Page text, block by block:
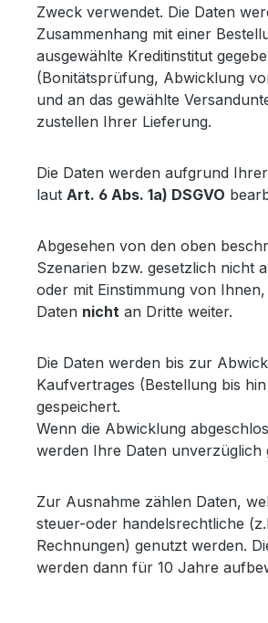
Zweck verwendet. Die Daten
Zusammenhang mit einer
ausgewählte Kreditinstitut
(Bonitätsprüfung, Abwicklung
und an das gewählte
zustellen Ihrer Lieferung.
Die Daten werden aufgrund
laut Art. 6 Abs. 1a) DSGVO
Abgesehen von den oben
Szenarien bzw. gesetzlich nicht
oder mit Einstimmung von
Daten nicht an Dritte weiter.
Die Daten werden bis zur
Kaufvertrages (Bestellung bis
gespeichert.
Wenn die Abwicklung
werden Ihre Daten unverzüglich
Zur Ausnahme zählen Daten,
steuer-oder handelsrechtliche
Rechnungen) genutzt werden.
werden dann für 10 Jahre